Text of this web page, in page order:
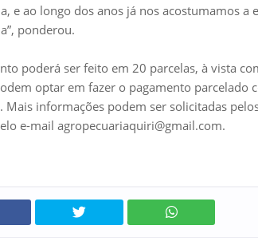
e ao longo dos anos já nos acostumamos
ponderou.
poderá ser feito em 20 parcelas, à vista
optar em fazer o pagamento parcelado
Mais informações podem ser solicitadas
e-mail agropecuariaquiri@gmail.com.